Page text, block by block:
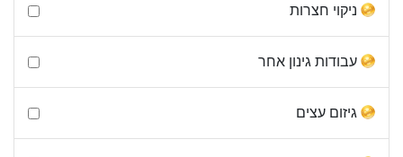
ניקוי חצרות
עבודות גינון אחר
גיזום עצים